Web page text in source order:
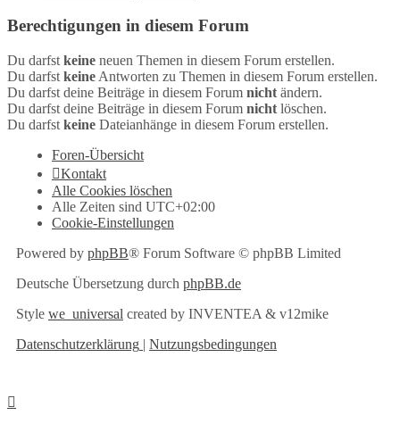
Berechtigungen in diesem Forum
Du darfst keine neuen Themen in diesem Forum erstellen.
Du darfst keine Antworten zu Themen in diesem Forum erstellen.
Du darfst deine Beiträge in diesem Forum nicht ändern.
Du darfst deine Beiträge in diesem Forum nicht löschen.
Du darfst keine Dateianhänge in diesem Forum erstellen.
Foren-Übersicht
Kontakt
Alle Cookies löschen
Alle Zeiten sind UTC+02:00
Cookie-Einstellungen
Powered by phpBB® Forum Software © phpBB Limited
Deutsche Übersetzung durch phpBB.de
Style we_universal created by INVENTEA & v12mike
Datenschutzerklärung | Nutzungsbedingungen